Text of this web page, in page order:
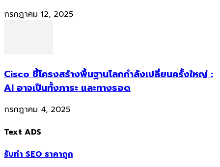
กรกฎาคม 12, 2025
Cisco ชี้โครงสร้างพื้นฐานโลกกำลังเปลี่ยนครั้งใหญ่ :
AI อาจเป็นทั้งภาระ และทางรอด
กรกฎาคม 4, 2025
Text ADS
รับทำ SEO ราคาถูก